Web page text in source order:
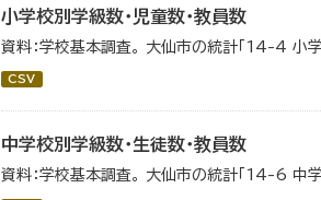
小学校別学級数・児童数・教員数
資料：学校基本調査。 大仙市の統計「14-4 小
CSV
中学校別学級数・生徒数・教員数
資料：学校基本調査。 大仙市の統計「14-6 中学